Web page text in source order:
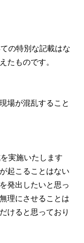
の特別な記載はな
たものです。
場が混乱すること
実施いたします
起こることはない
発出したいと思っ
理にさせることは
けると思っており